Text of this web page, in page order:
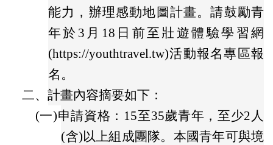
能力，辦理感動地圖計畫。請鼓勵青
年於3月18日前至壯遊體驗學習網
(https://youthtravel.tw)活動報名專區報
名。
二、計畫內容摘要如下：
(一)申請資格：15至35歲青年，至少2人
(含)以上組成團隊。本國青年可與境